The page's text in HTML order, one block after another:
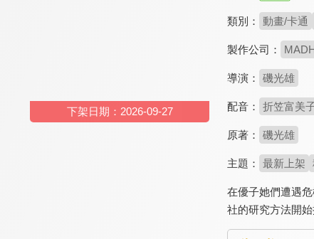
下架日期：2026-09-27
類別： 動畫/卡通
製作公司：
導演： 磯光雄
配音： 折笠富美
原著： 磯光雄
主題： 最新上架
在優子她們遭遇
社的研究方法開